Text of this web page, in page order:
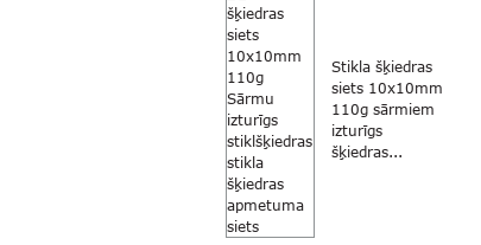
Stikla šķiedras
siets 10x10mm
110g sārmiem
izturīgs
šķiedras...